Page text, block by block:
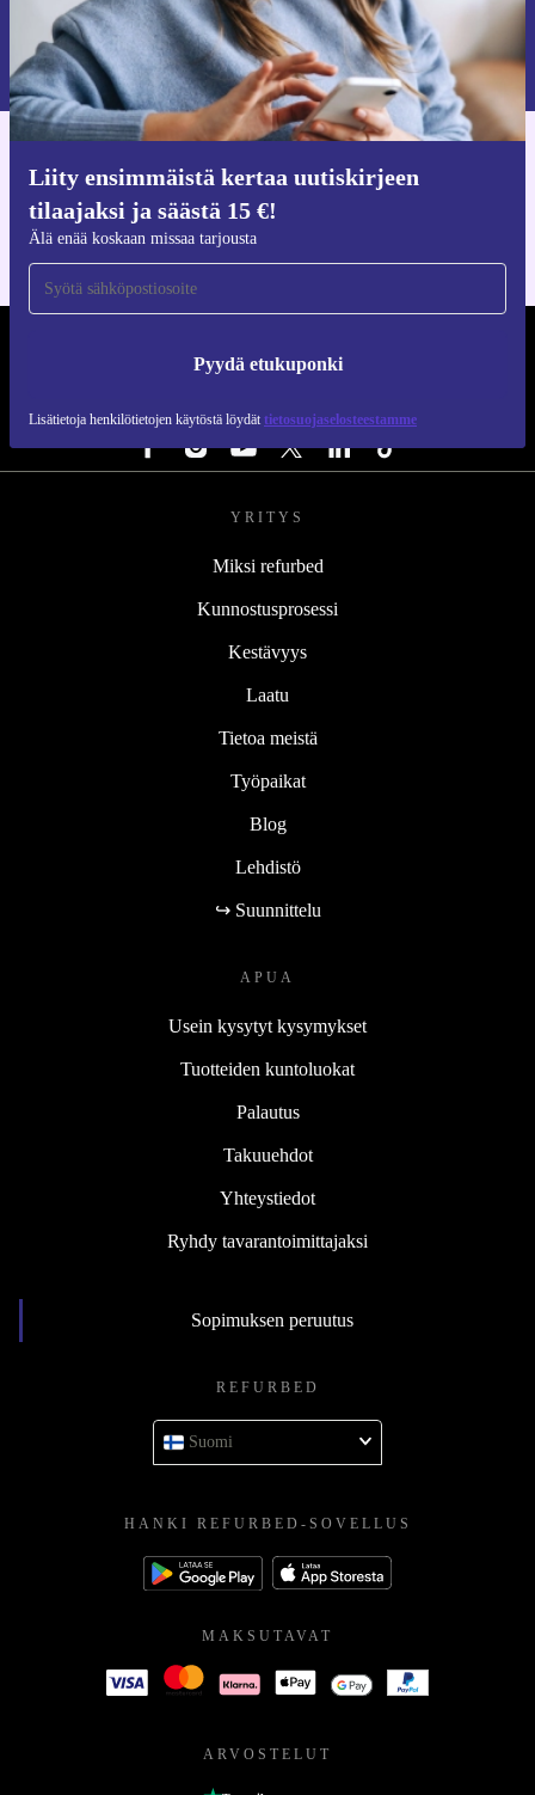
Liity ensimmäistä kertaa uutiskirjeen
tilaajaksi ja säästä 15 €!
Älä enää koskaan missaa tarjousta
Pyydä etukuponki
Lisätietoja henkilötietojen käytöstä löydät tietosuojaselosteestamme
Pyydä etukuponki
Lisätietoja henkilötietojen käytöstä löydättietosuojaselosteestamme.
iOS:lle ja Androidille
YRITYS
Miksi refurbed
Kunnostusprosessi
Kestävyys
Laatu
Tietoa meistä
Työpaikat
Blog
Lehdistö
↪ Suunnittelu
APUA
Usein kysytyt kysymykset
Tuotteiden kuntoluokat
Palautus
Takuuehdot
Yhteystiedot
Ryhdy tavarantoimittajaksi
Sopimuksen peruutus
REFURBED
Suomi
HANKI REFURBED-SOVELLUS
MAKSUTAVAT
ARVOSTELUT